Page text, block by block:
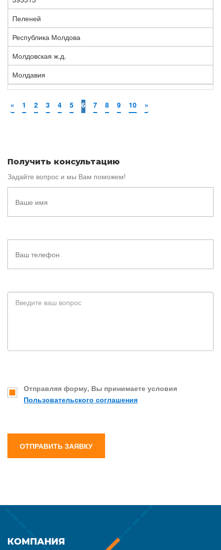
Пеленей
Республика Молдова
Молдовская ж.д.
Молдавия
« 1 2 3 4 5 6 7 8 9 10 »
Получить консультацию
Задайте вопрос и мы Вам поможем!
Отправляя форму, Вы принимаете условия
Пользовательского соглашения
ОТПРАВИТЬ ЗАЯВКУ
КОМПАНИЯ